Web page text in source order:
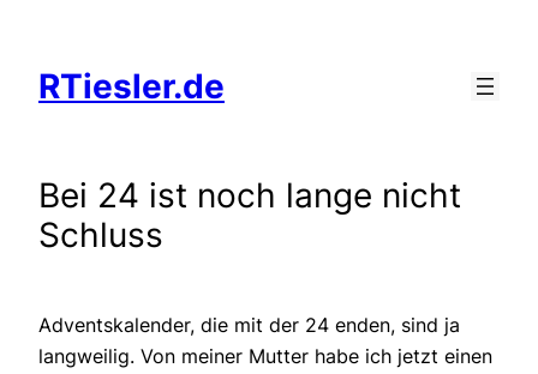
springen
RTiesler.de
Bei 24 ist noch lange nicht
Schluss
Adventskalender, die mit der 24 enden, sind ja
langweilig. Von meiner Mutter habe ich jetzt einen